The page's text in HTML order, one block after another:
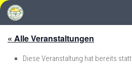
Zum Inhalt springen
« Alle Veranstaltungen
Diese Veranstaltung hat bereits